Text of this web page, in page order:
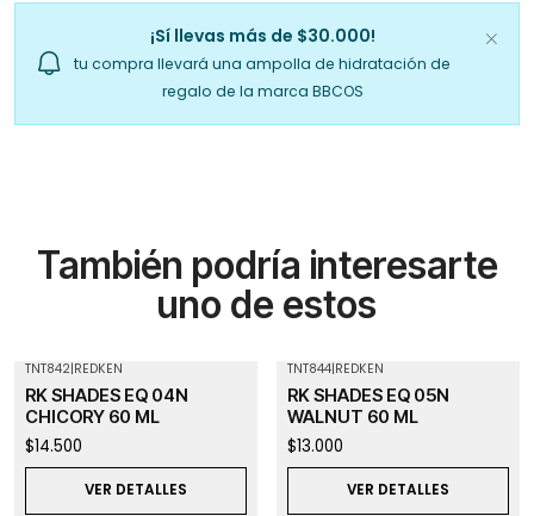
¡Sí llevas más de $30.000!
tu compra llevará una ampolla de hidratación de
regalo de la marca BBCOS
También podría interesarte
uno de estos
TNT842|REDKEN
RK SHADES EQ 04N
CHICORY 60 ML
$14.500
VER DETALLES
TNT844|REDKEN
RK SHADES EQ 05N
WALNUT 60 ML
$13.000
VER DETALLES